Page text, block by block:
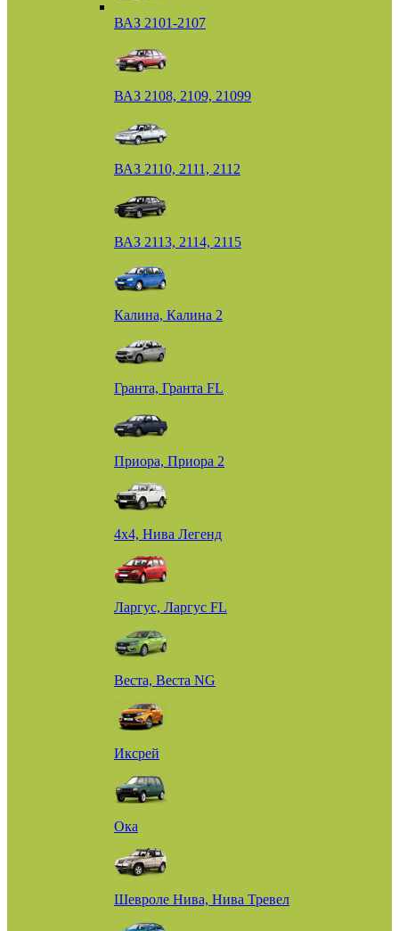
ВАЗ 2101-2107
ВАЗ 2108, 2109, 21099
ВАЗ 2110, 2111, 2112
ВАЗ 2113, 2114, 2115
Калина, Калина 2
Гранта, Гранта FL
Приора, Приора 2
4х4, Нива Легенд
Ларгус, Ларгус FL
Веста, Веста NG
Иксрей
Ока
Шевроле Нива, Нива Тревел